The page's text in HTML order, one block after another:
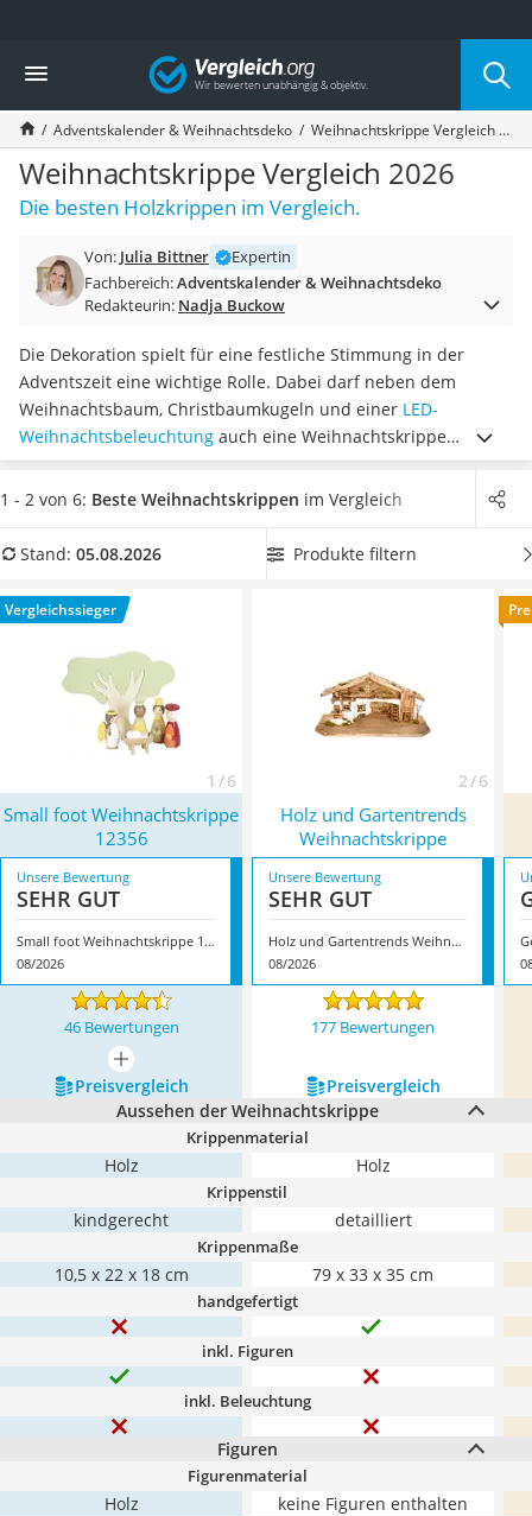
Die beliebtesten Vergleiche nach Kategorie
Wohnen
Matratzen-Topper
Matratzen
Konferenzlautsprecher
Tageslichtlampe
Badlüfter
Bürohocker
Außenleuchte mit Kamera
Akku-Tischlampe
Konferenzmikrofon
Klappmatratze
Duschkopf mit Kalkfilter
Aktenvernichter Sicherheitsstufe 4
Bettgitter
Topper 100 x 200
Höhenverstellbarer Schreibtisch
Matratze 90 x 200 cm
Vergleich
Adventskalender & Weihnachtsdeko Weihnachtskrippe Vergleich 2026
Weihnachtskrippe Vergleich 2026
Die besten Holzkrippen im Vergleich.
Von: Julia Bittner
Expertin
Fachbereich:Adventskalender & Weihnachtsdeko
Redakteurin: Nadja Buckow
Die Dekoration spielt für eine festliche Stimmung in der
Adventszeit eine wichtige Rolle. Dabei darf neben dem
Weihnachtsbaum, Christbaumkugeln und einer LED-
Weihnachtsbeleuchtung auch eine Weihnachtskrippe
natürlich nicht fehlen. Weihnachtskrippen sind laut Tests im
Internet oftmalsaus Holz und natürlichen Materialien
ausfallen. Am besten wählen Sie eineWeihnachtskrippe mit
Suchen eine vollständige Krippe haben. Überzeugt hat uns
hier im August 2026 besonders das Modell
Weihnachtskrippe 12356
1 - 2 von 6: Beste Weihnachtskrippen im Vergleich
Stand: 05.08.2026 Produkte filtern
Vergleichssieger
1 / 6 2 / 6
Small foot Weihnachtskrippe
12356
Holz und Gartentrends
Weihnachtskrippe
Unsere Bewertung
SEHR GUT
Small foot Weihnachtskrippe 12356
08/2026
Unsere Bewertung
SEHR GUT
Holz und Gartentrends Weihnachtskrippe
08/2026
46 Bewertungen 177 Bewertungen
mehr anzeigen
Preis­vergleich
Preis­vergleich
Aussehen der Weihnachtskrippe
Krippenmaterial
Holz Holz
Krippenstil
kindgerecht detailliert
Krippenmaße
10,5 x 22 x 18 cm 79 x 33 x 35 cm
handgefertigt
inkl. Figuren
inkl. Beleuchtung
Figuren
Figurenmaterial
Holz keine Figuren enthalten